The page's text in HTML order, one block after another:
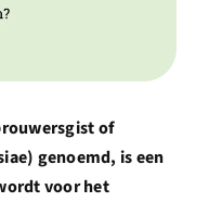
of
genoemd, is een
voor het